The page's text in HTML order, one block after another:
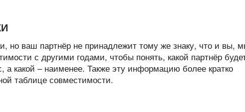
но ваш партнёр не принадлежит тому же знаку, что и вы,
с другими годами, чтобы понять, какой партнёр
какой – наименее. Также эту информацию более кратко
таблице совместимости.